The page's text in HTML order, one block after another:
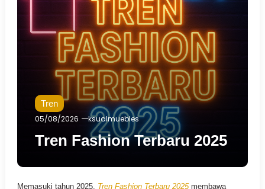
Tren
05/08/2026
ksualmuebles
Tren Fashion Terbaru 2025
Memasuki tahun 2025, Tren Fashion Terbaru 2025membawa